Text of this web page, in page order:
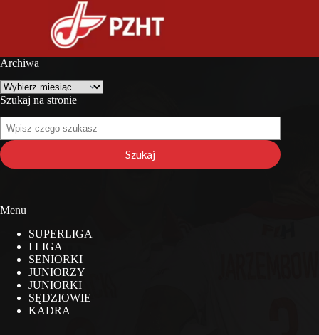
Archiwa
Archiwa
Szukaj na stronie
Szukaj
na
stronie
Szukaj
Menu
SUPERLIGA
I LIGA
SENIORKI
JUNIORZY
JUNIORKI
SĘDZIOWIE
KADRA